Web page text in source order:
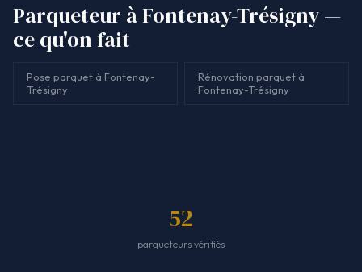
Parqueteur à Fontenay-Trésigny —
ce qu'on fait
Pose parquet à Fontenay-
Trésigny
Rénovation parquet à
Fontenay-Trésigny
52
parqueteurs vérifiés